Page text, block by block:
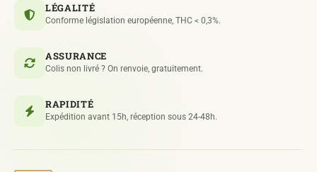
LÉGALITÉ
Conforme législation européenne, THC < 0,3%.
ASSURANCE
Colis non livré ? On renvoie, gratuitement.
RAPIDITÉ
Expédition avant 15h, réception sous 24-48h.